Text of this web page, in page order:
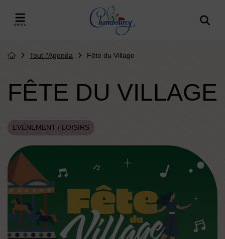
Retour à l'accueil
le menu
Page d'accueil du site
Tout l'Agenda Fête du Village
FÊTE DU VILLAGE
EVÉNEMENT / LOISIRS